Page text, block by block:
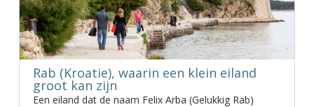
Rab (Kroatie), waarin een klein eiland
groot kan zijn
Een eiland dat de naam Felix Arba (Gelukkig Rab)